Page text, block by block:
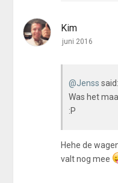
Kim
juni 2016
@Jenss said:
Was het
:P
Hehe de
valt nog mee